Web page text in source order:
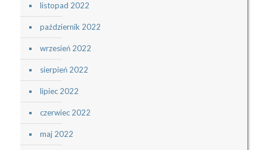
listopad 2022
październik 2022
wrzesień 2022
sierpień 2022
lipiec 2022
czerwiec 2022
maj 2022